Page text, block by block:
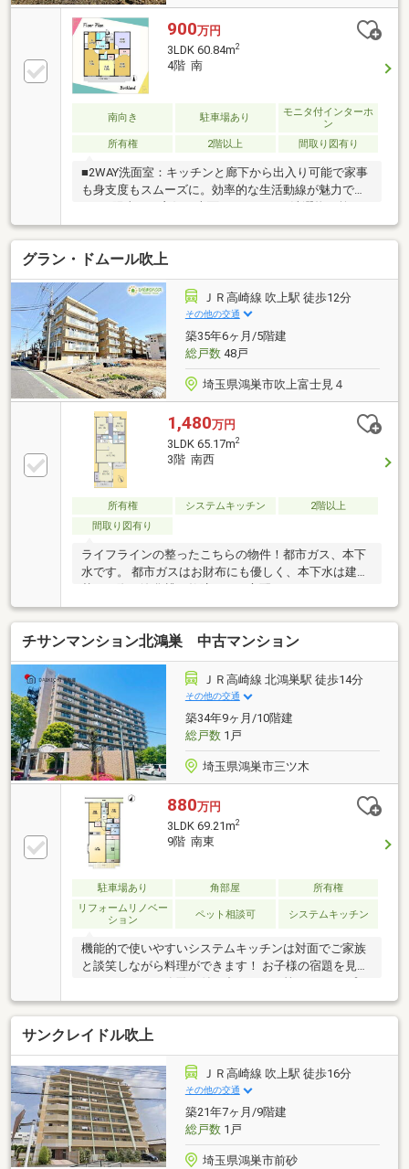
900万円
3LDK 60.84m2
4階 南
南向き 駐車場あり
モニタ付インターホ
ン
所有権
2階以上 間取り図有り
■2WAY洗面室：キッチンと廊下から出入り可能で家事
も身支度もスムーズに。効率的な生活動線が魅力で
やすく明るく快適な毎日をサポートします。■駅が近
く周辺環境充実：行田駅まで徒歩8分！通学や通勤に
便利な立地！公園も近くにあるので子育て環境にもお
すすめです！■マンションならではのセキュリティ：
エントランスには防犯カメラ＆モニター付きインター
ホン！平日には管理人がいるのでセキュリティ面も安
心♪
グラン・ドムール吹上
ＪＲ高崎線 吹上駅 徒歩12分
その他の交通
築35年6ヶ月/5階建
総戸数48戸
埼玉県鴻巣市吹上富士見４
1,480万円
3LDK 65.17m2
3階 南西
所有権 システムキッチン
2階以上
間取り図有り
ライフラインの整ったこちらの物件！都市ガス、本下
水です。 都市ガスはお財布にも優しく、本下水は建て
【弊社では以下の５つをお客様にお約束いたします】
1.物件の善し悪しは全て正直にお話しします。2.無理
な売り込みや契約の催促、突然の訪問等、しつこい営
業は一切行いません。3.契約したら終わりではなくお
引き渡し後、お引越し後もお客様のパートナーである
こと。4.ウソやおとり広告は一切使いません。(データ
更新は迅速に行います。）5.お客様の個人情報は細心
の注意を払って取り扱いします。
チサンマンション北鴻巣 中古マンション
ＪＲ高崎線 北鴻巣駅 徒歩14分
その他の交通
築34年9ヶ月/10階建
総戸数1戸
埼玉県鴻巣市三ツ木
880万円
3LDK 69.21m2
9階 南東
駐車場あり 角部屋
所有権
リフォームリノベー
ション
ペット相談可 システムキッチン
機能的で使いやすいシステムキッチンは対面でご家族
と談笑しながら料理ができます！ お子様の宿題を見な
キッチンで明るく開放的です♪【弊社では以下の５つ
をお客様にお約束いたします】1.物件の善し悪しは全
て正直にお話しします。2.無理な売り込みや契約の催
促、突然の訪問等、しつこい営業は一切行いません。
3.契約したら終わりではなくお引き渡し後、お引越し
後もお客様のパートナーであること。4.ウソやおとり
広告は一切使いません。(データ更新は迅速に行いま
す。）5.お客様の個人情報は細心の注意を払って取り
扱いします。
サンクレイドル吹上
ＪＲ高崎線 吹上駅 徒歩16分
その他の交通
築21年7ヶ月/9階建
総戸数1戸
埼玉県鴻巣市前砂